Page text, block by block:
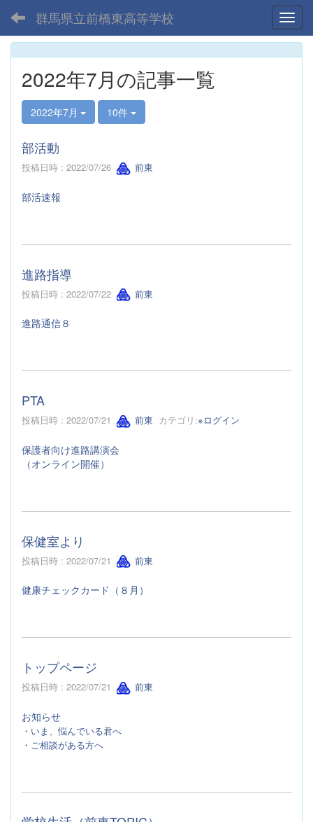
群馬県立前橋東高等学校
2022年7月の記事一覧
2022年7月 10件
部活動
投稿日時 : 2022/07/26 前東
部活速報
進路指導
投稿日時 : 2022/07/22 前東
進路通信８
PTA
投稿日時 : 2022/07/21 前東 カテゴリ:※ログイン
保護者向け進路講演会
（オンライン開催）
保健室より
投稿日時 : 2022/07/21 前東
健康チェックカード（８月）
トップページ
投稿日時 : 2022/07/21 前東
お知らせ
・いま、悩んでいる君へ
・ご相談がある方へ